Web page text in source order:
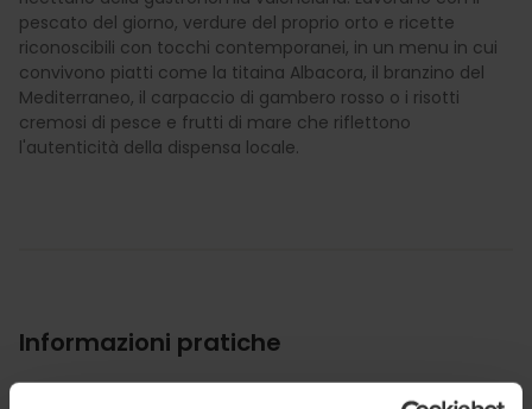
pescato del giorno, verdure del proprio orto e ricette
riconoscibili con tocchi contemporanei, in un menu in cui
convivono piatti come la titaina Albacora, il branzino del
Mediterraneo, il carpaccio di gambero rosso o i risotti
cremosi di pesce e frutti di mare che riflettono
l'autenticità della dispensa locale.
Informazioni pratiche